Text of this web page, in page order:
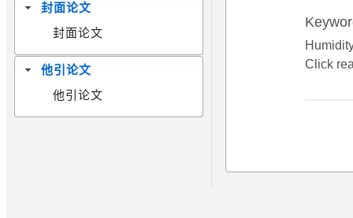
封面论文
封面论文
他引论文
他引论文
Click